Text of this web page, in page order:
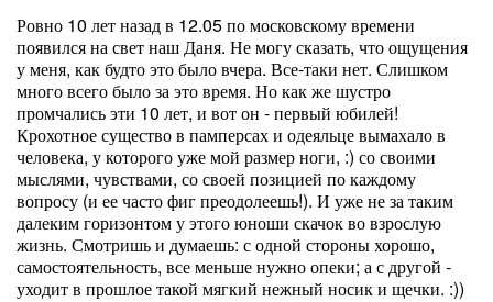
Ровно 10 лет назад в 12.05 по московскому времени
появился на свет наш Даня. Не могу сказать, что ощущения
у меня, как будто это было вчера. Все-таки нет. Слишком
много всего было за это время. Но как же шустро
промчались эти 10 лет, и вот он - первый юбилей!
Крохотное существо в памперсах и одеяльце вымахало в
человека, у которого уже мой размер ноги, :) со своими
мыслями, чувствами, со своей позицией по каждому
вопросу (и ее часто фиг преодолеешь!). И уже не за таким
далеким горизонтом у этого юноши скачок во взрослую
жизнь. Смотришь и думаешь: с одной стороны хорошо,
самостоятельность, все меньше нужно опеки; а с другой -
уходит в прошлое такой мягкий нежный носик и щечки. :))